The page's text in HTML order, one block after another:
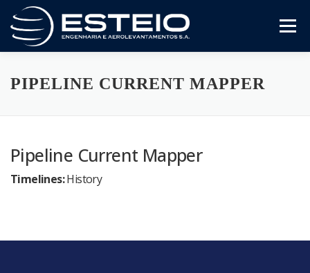
contenido
Menú
A Empresa Serviços Downloads
PIPELINE CURRENT MAPPER
Pipeline Current Mapper
Timelines:History